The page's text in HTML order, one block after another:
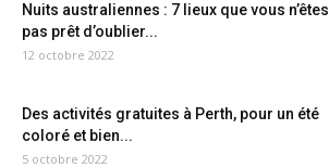
Nuits australiennes : 7 lieux que vous n’êtes
pas prêt d’oublier...
12 octobre 2022
Des activités gratuites à Perth, pour un été
coloré et bien...
5 octobre 2022